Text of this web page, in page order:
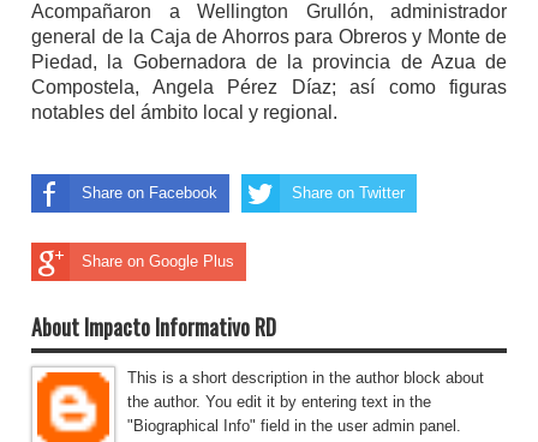
Acompañaron a Wellington Grullón, administrador
general de la Caja de Ahorros para Obreros y Monte de
Piedad, la Gobernadora de la provincia de Azua de
Compostela, Angela Pérez Díaz; así como figuras
notables del ámbito local y regional.
Share on Facebook Share on Twitter
Share on Google Plus
About Impacto Informativo RD
This is a short description in the author block about
the author. You edit it by entering text in the
"Biographical Info" field in the user admin panel.